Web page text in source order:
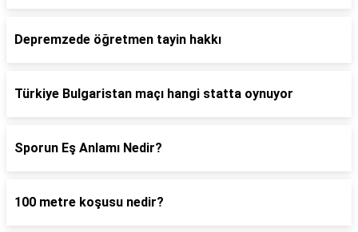
Depremzede öğretmen tayin hakkı
Türkiye Bulgaristan maçı hangi statta oynuyor
Sporun Eş Anlamı Nedir?
100 metre koşusu nedir?